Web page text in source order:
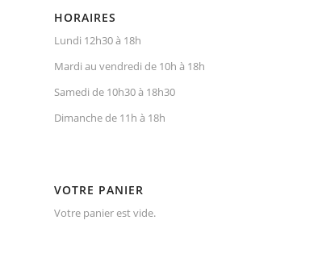
HORAIRES
Lundi 12h30 à 18h
Mardi au vendredi de 10h à 18h
Samedi de 10h30 à 18h30
Dimanche de 11h à 18h
VOTRE PANIER
Votre panier est vide.